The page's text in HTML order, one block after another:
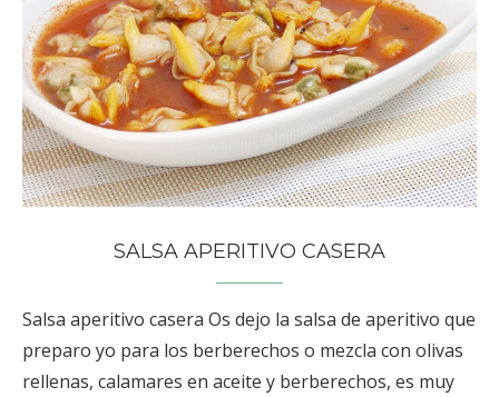
SALSA APERITIVO CASERA
Salsa aperitivo casera Os dejo la salsa de aperitivo que
preparo yo para los berberechos o mezcla con olivas
rellenas, calamares en aceite y berberechos, es muy